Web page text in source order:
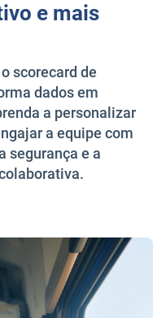
e mais
scorecard de
dados em
a personalizar
a equipe com
segurança e a